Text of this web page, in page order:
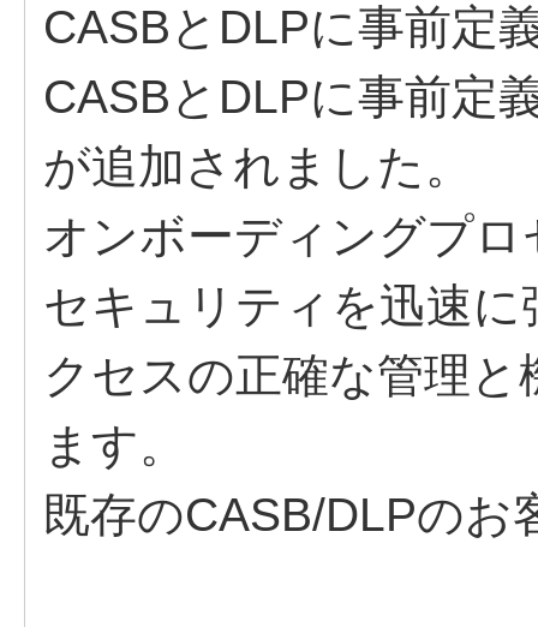
CASBとDLPに事前定
CASBとDLPに事前定
が追加されました。
オンボーディングプ
セキュリティを迅速
クセスの正確な管理
ます。
既存のCASB/DLPの